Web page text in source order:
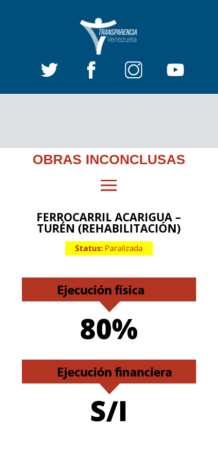
OBRAS INCONCLUSAS
FERROCARRIL ACARIGUA –
TURÉN (REHABILITACIÓN)
Status: Paralizada
80%
S/I